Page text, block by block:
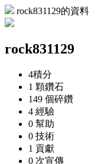
rock831129的資料
rock831129
4積分
1 顆鑽石
149 個碎鑽
4 經驗
0 幫助
0 技術
1 貢獻
0 次宣傳